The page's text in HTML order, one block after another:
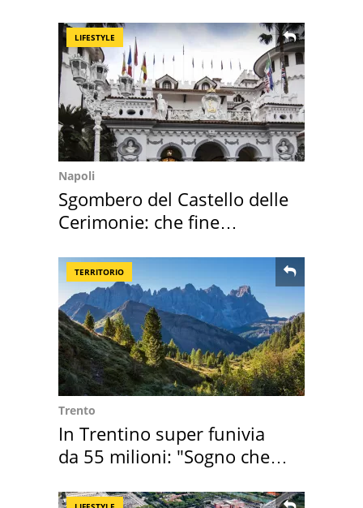
LIFESTYLE
Napoli
Sgombero del Castello delle
Cerimonie: che fine
TERRITORIO
Trento
In Trentino super funivia
da 55 milioni: "Sogno che si